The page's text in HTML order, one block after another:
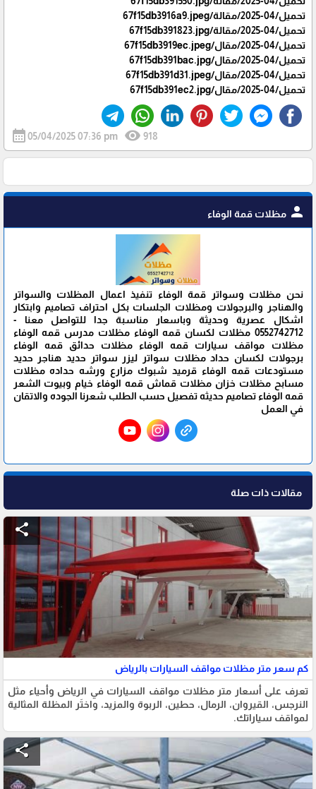
تحميل/04-2025/مقالة/67f15db3916a9.jpeg
تحميل/04-2025/مقالة/67f15db391823.jpg
تحميل/04-2025/مقال/67f15db3919ec.jpeg
تحميل/04-2025/مقال/67f15db391bac.jpg
تحميل/04-2025/مقال/67f15db391d31.jpeg
تحميل/04-2025/مقال/67f15db391ec2.jpg
calendar_month05/04/2025 07:36 pm visibility 918
person مظلات قمة الوفاء
نحن مظلات وسواتر قمة الوفاء تنفيذ اعمال المظلات والسواتر
والهناجر والبرجولات ومظلات الجلسات بكل احتراف تصاميم وابتكار
اشكال عصرية وحديثة وباسعار مناسبة جدا للتواصل معنا -
0552742712 مظلات لكسان قمه الوفاء مظلات مدرس قمه الوفاء
مظلات مواقف سيارات قمه الوفاء مظلات حدائق قمه الوفاء
برجولات لكسان حداد مظلات سواتر ليزر سواتر حديد هناجر حديد
مستودعات قمه الوفاء قرميد شبوك مزارع ورشه حداده مظلات
مسابح مظلات خزان مظلات قماش قمه الوفاء خيام وبيوت الشعر
قمه الوفاء تصاميم حديثه تفصيل حسب الطلب شعرنا الجوده والاتقان
في العمل
مقالات ذات صلة
share
كم سعر متر مظلات مواقف السيارات بالرياض
تعرف على أسعار متر مظلات مواقف السيارات في الرياض وأحياء مثل
النرجس، القيروان، الرمال، حطين، الربوة والمزيد، واختَر المظلة المثالية
لمواقف سياراتك.
share